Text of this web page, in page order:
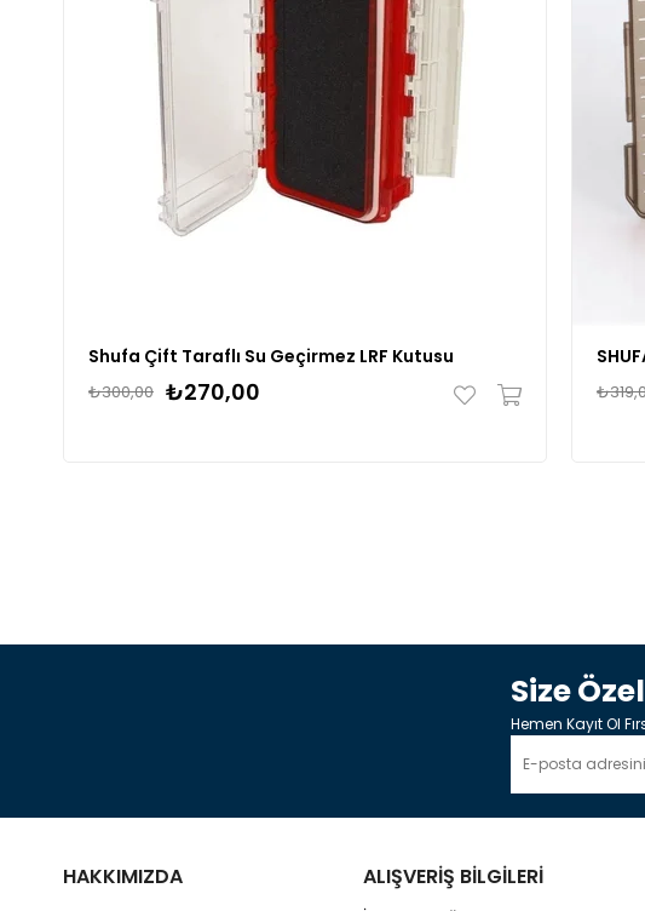
Shufa Çift Taraflı Su Geçirmez LRF Kutusu
₺270,00
₺300,00
Size
Hemen Kayıt Ol
HAKKIMIZDA ALIŞVERİŞ BİLGİLERİ